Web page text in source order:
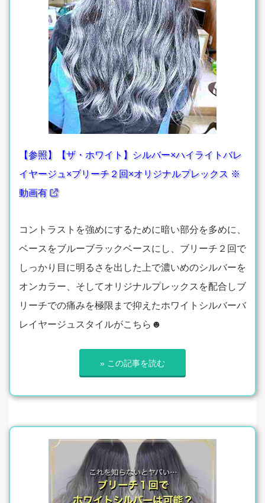
【参照】【ザ・ホワイト】シルバー×ハイライトバレ
イヤージュ×ブリーチ２回×オリジナルプレックス ※
動画有
コントラストを強めにするために暗い部分を多めに、
ベースをブルーブラックベースにし、ブリーチ２回で
しっかり目に明るさを出した上で濃いめのシルバーを
オンカラー、そしてオリジナルプレックスを配合しブ
リーチでの痛みを極限まで抑えたホワイトシルバーバ
レイヤージュスタイルがこちら☻
» この記事を読む